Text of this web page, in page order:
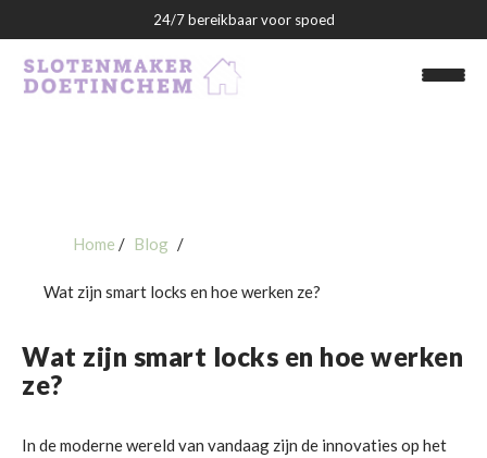
24/7 bereikbaar voor spoed
Slotenmaker Doetinchem
Over ons
Blog
Home Blog
Wat zijn smart locks en hoe werken ze?
Wat zijn smart locks en hoe werken
ze?
In de moderne wereld van vandaag zijn de innovaties op het